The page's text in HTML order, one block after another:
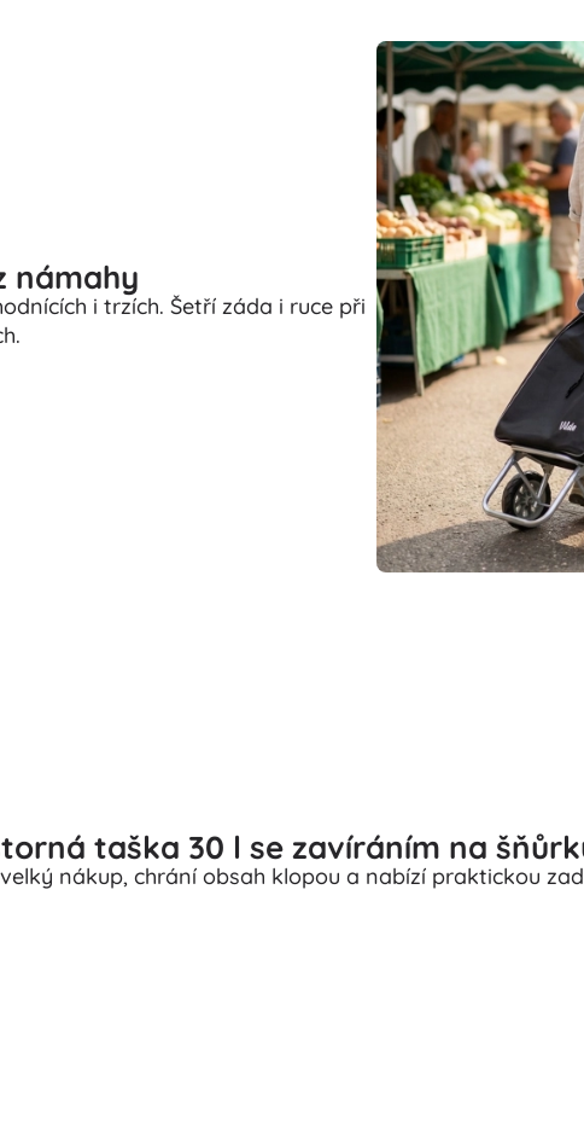
námahy
i trzích. Šetří záda i ruce při
taška 30 l se zavíráním na
nákup, chrání obsah klopou a nabízí praktickou